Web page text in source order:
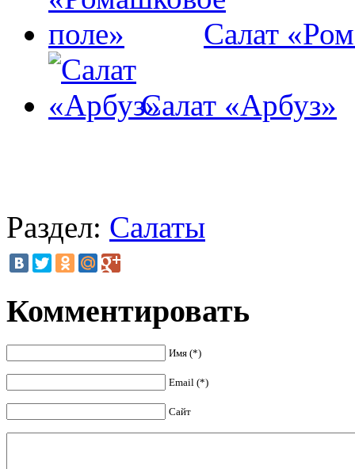
Салат
Салат «Арбуз»
Раздел: Салаты
Комментировать
Имя (*)
Email (*)
Сайт